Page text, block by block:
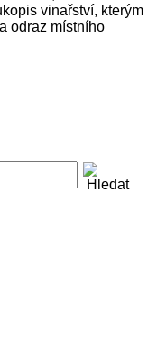
vinařství, kterým
odraz místního